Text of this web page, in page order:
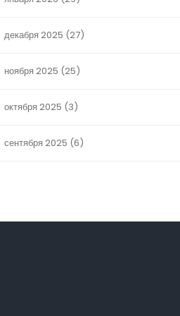
декабря 2025 (27)
ноября 2025 (25)
октября 2025 (3)
сентября 2025 (6)